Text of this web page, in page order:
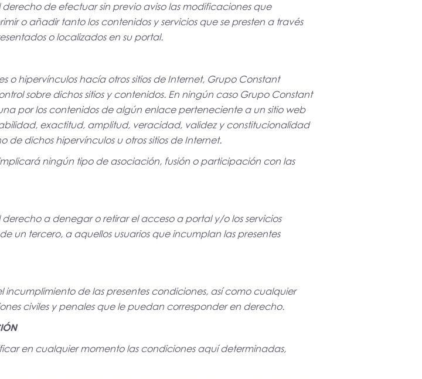
derecho de efectuar sin previo aviso las modificaciones que
o añadir tanto los contenidos y servicios que se presten a través
o localizados en su portal.
o hipervínculos hacía otros sitios de Internet, Grupo Constant
sobre dichos sitios y contenidos. En ningún caso Grupo Constant
por los contenidos de algún enlace perteneciente a un sitio web
exactitud, amplitud, veracidad, validez y constitucionalidad
dichos hipervínculos u otros sitios de Internet.
ningún tipo de asociación, fusión o participación con las
derecho a denegar o retirar el acceso a portal y/o los servicios
un tercero, a aquellos usuarios que incumplan las presentes
incumplimiento de las presentes condiciones, así como cualquier
civiles y penales que le puedan corresponder en derecho.
en cualquier momento las condiciones aquí determinadas,